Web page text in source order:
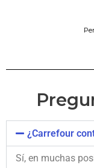
¿Carrefour
Sí, en muchas